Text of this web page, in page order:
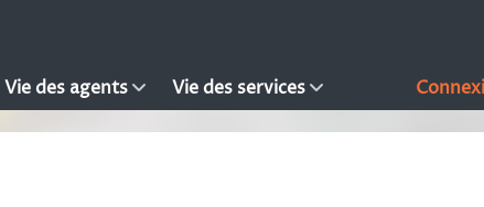
Vie des agents Vie des services